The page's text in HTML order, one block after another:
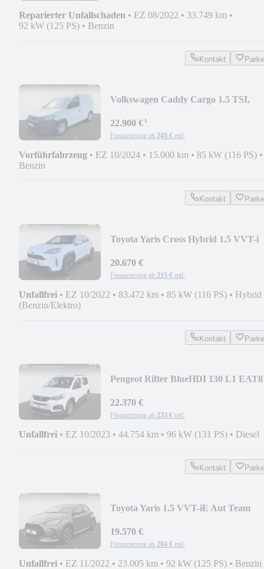
Reparierter Unfallschaden • EZ 08/2022 • 33.749 km •
92 kW (125 PS) • Benzin
Kontakt
Volkswagen Caddy Cargo 1.5 TSI,
22.900 €¹
Finanzierung ab 243 € mtl.
Vorführfahrzeug • EZ 10/2024 • 15.000 km • 85 kW (116 PS) •
Benzin
Kontakt
Toyota Yaris Cross Hybrid 1.5 VVT-i
20.670 €
Finanzierung ab 215 € mtl.
Unfallfrei • EZ 10/2022 • 83.472 km • 85 kW (116 PS) • Hybrid
(Benzin/Elektro)
Kontakt
Peugeot Rifter BlueHDI 130 L1 EAT8
22.370 €
Finanzierung ab 233 € mtl.
Unfallfrei • EZ 10/2023 • 44.754 km • 96 kW (131 PS) • Diesel
Kontakt
Toyota Yaris 1.5 VVT-iE Aut Team
19.570 €
Finanzierung ab 204 € mtl.
Unfallfrei • EZ 11/2022 • 23.005 km • 92 kW (125 PS) • Benzin